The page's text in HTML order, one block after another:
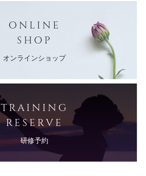
ONLINE
SHOP
オンラインショップ
TRAINING
RESERVE
研修予約